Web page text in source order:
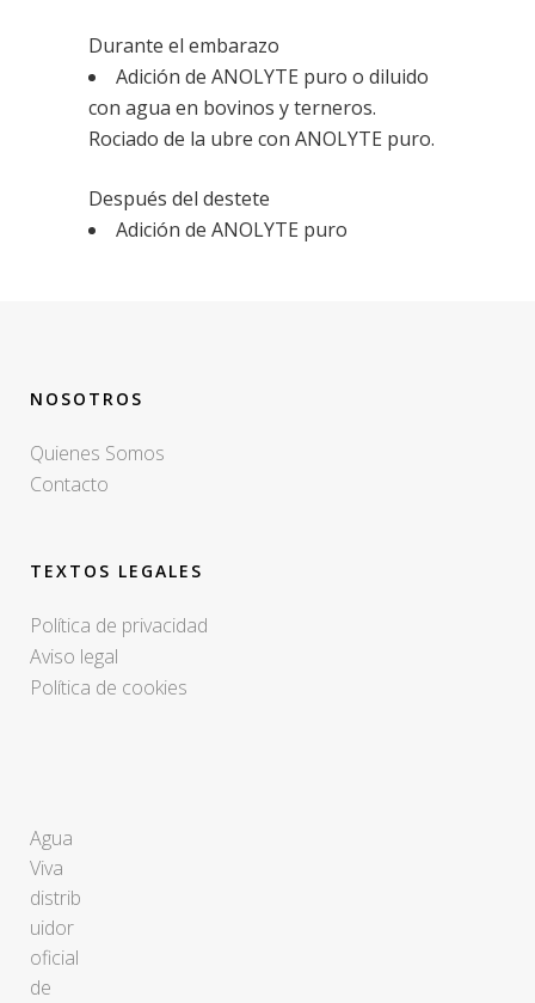
Durante el embarazo
Adición de ANOLYTE puro o diluido
con agua en bovinos y terneros.
Rociado de la ubre con ANOLYTE puro.
Después del destete
Adición de ANOLYTE puro
NOSOTROS
Quienes Somos
Contacto
TEXTOS LEGALES
Política de privacidad
Aviso legal
Política de cookies
Agua
Viva
distrib
uidor
oficial
de